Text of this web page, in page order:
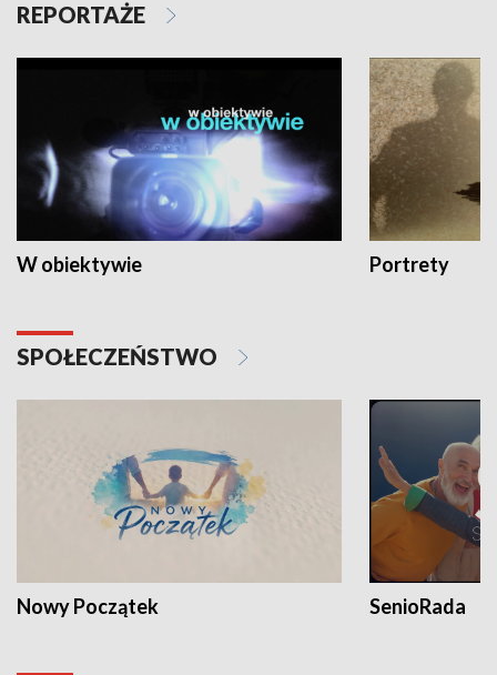
REPORTAŻE
W obiektywie Portrety
SPOŁECZEŃSTWO
Nowy Początek SenioRada